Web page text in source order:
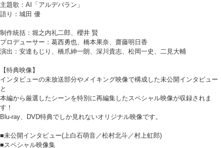
主題歌：AI「アルデバラン」
語り：城田 優
制作統括：堀之内礼二郎、櫻井 賢
プロデューサー：葛西勇也、橋本果奈、齋藤明日香
演出：安達もじり、橋爪紳一朗、深川貴志、松岡一史、二見大輔
【特典映像】
インタビューの未放送部分やメイキング映像で構成した未公開インタビュー
と
本編から厳選したシーンを特別に再編集したスペシャル映像が収録されま
す！
Blu-ray、DVD特典でしか見れないオリジナル映像です。
■未公開インタビュー(上白石萌音／松村北斗／村上虹郎)
■スペシャル映像集